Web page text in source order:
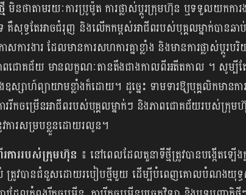
មិនថាតាមរយៈការប្រូម៉ូត ការផ្លាស់ប្ដូរក្រុមហ៊ុន ឬទទួលយកការង
ទេ គឺសុទ្ធតែអាចជំរុញ និងលើកកម្ពស់អាជីពរបស់បុគ្គលម្នាក់បា
ារងារ ដែលមានការសហការគ្នាខ្លាំង និងមានការផ្លាស់ប្ដូរបរិ
ាពជោគជ័យ មានលក្ខណៈតានតឹងជាងកាលពីអតីតកាល ។ សូម្បី
ាហ៍ព្យាយាមខ្លាំងក៏ដោយ។ ដូច្នេះ ទាមទារឱ្យបុគ្គលិកមានការប្
ររីកចម្រើនអាជីពរបស់បុគ្គលម្នាក់ៗ និងភាពជោគជ័យរបស់ក្រុម
វការសម្របខ្លួនដោយរលូន។
ាររបស់ក្រុមហ៊ុន ៖​ នៅពេលដែលតួនាទីថ្មីត្រូវបានបង្កើតឡើ
ត្រូវបានជំនួសដោយរបៀ​បថ្មីមួយ ដើម្បីបំពេញគោលបំណងយុទ្ធស